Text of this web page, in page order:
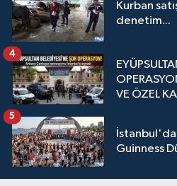
Kurban
denetim...
VE ÖZEL
4
Guinness
5